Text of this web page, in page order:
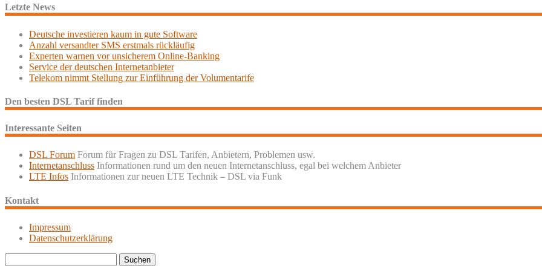
Letzte News
Deutsche investieren kaum in gute Software
Anzahl versandter SMS erstmals rückläufig
Experten warnen vor unsicherem Online-Banking
Service der deutschen Internetanbieter
Telekom nimmt Stellung zur Einführung der Volumentarife
Den besten DSL Tarif finden
Interessante Seiten
DSL Forum Forum für Fragen zu DSL Tarifen, Anbietern, Problemen usw.
Internetanschluss Informationen rund um den neuen Internetanschluss, egal bei welchem Anbieter
LTE Infos Informationen zur neuen LTE Technik – DSL via Funk
Kontakt
Impressum
Datenschutzerklärung
nach: